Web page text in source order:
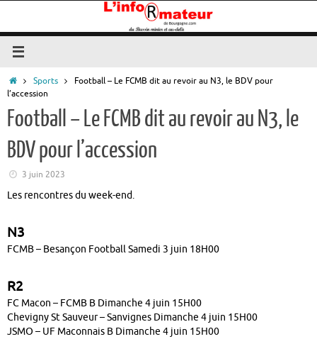
contenu
Accueil
Sports
Football – Le FCMB dit au revoir au N3, le BDV pour
l’accession
Football – Le FCMB dit au revoir au N3, le
BDV pour l’accession
3 juin 2023
Les rencontres du week-end.
N3
FCMB – Besançon Football Samedi 3 juin 18H00
R2
FC Macon – FCMB B Dimanche 4 juin 15H00
Chevigny St Sauveur – Sanvignes Dimanche 4 juin 15H00
JSMO – UF Maconnais B Dimanche 4 juin 15H00